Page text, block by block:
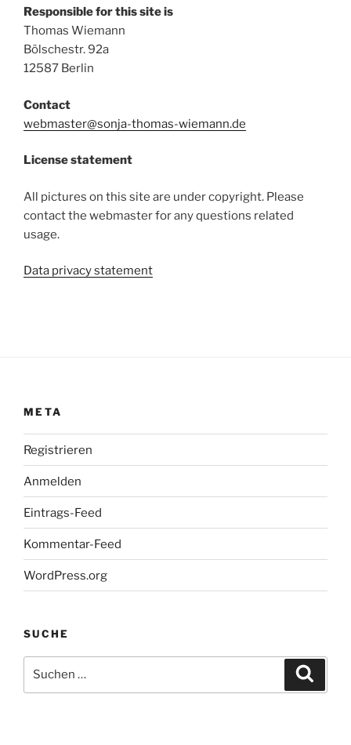
Responsible for this site is
Thomas Wiemann
Bölschestr. 92a
12587 Berlin
Contact
webmaster@sonja-thomas-wiemann.de
License statement
All pictures on this site are under copyright. Please
contact the webmaster for any questions related
usage.
Data privacy statement
META
Registrieren
Anmelden
Eintrags-Feed
Kommentar-Feed
WordPress.org
SUCHE
nach: